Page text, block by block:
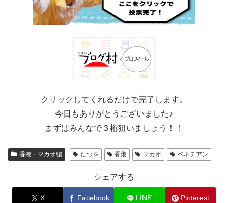
クリックしてくれるだけで完了します。
今日もありがとうございました♪
まずはみんなで３桁狙いましょう！！
香港・マカオ編 たつを 香港 マカオ ベネチアン
シェアする
X Facebook LINE Pinterest